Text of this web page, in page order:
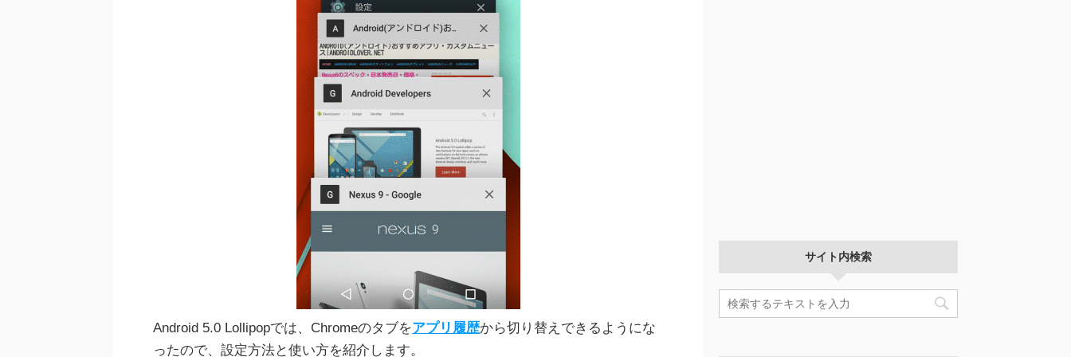
Android 5.0 Lollipopでは、Chromeのタブをアプリ履歴から切り替えできるようにな
ったので、設定方法と使い方を紹介します。
サイト内検索